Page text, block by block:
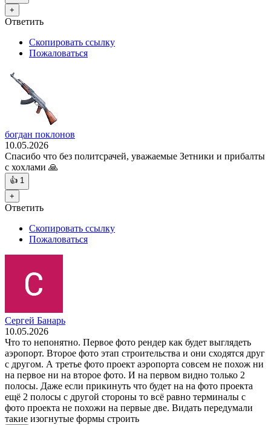
+
Ответить
Скопировать ссылку
Пожаловаться
богдан поклонов
10.05.2026
Спасибо что без политсрачей, уважаемые Зетники и прибалты
с хохлами 🙏
👍 1
+
Ответить
Скопировать ссылку
Пожаловаться
Сергей Банарь
10.05.2026
Что то непонятно. Первое фото рендер как будет выглядеть
аэропорт. Второе фото этап строительства и они сходятся друг
с другом. А третье фото проект аэропорта совсем не похож ни
на первое ни на второе фото. И на первом видно только 2
полосы. Даже если прикинуть что будет на на фото проекта
ещё 2 полосы с другой стороны то всё равно терминалы с
фото проекта не похожи на первые две. Видать передумали
такие изогнутые формы строить